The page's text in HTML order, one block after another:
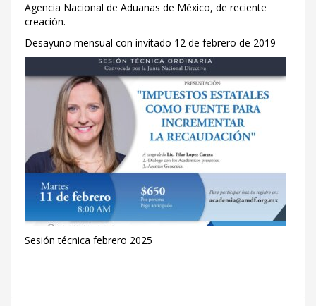
Agencia Nacional de Aduanas de México, de reciente
creación.
Desayuno mensual con invitado 12 de febrero de 2019
Sesión técnica febrero 2025